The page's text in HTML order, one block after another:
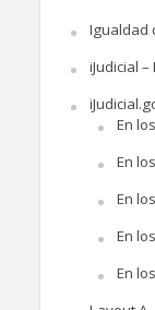
Igualdad
iJudicial
En
En
En
En
En